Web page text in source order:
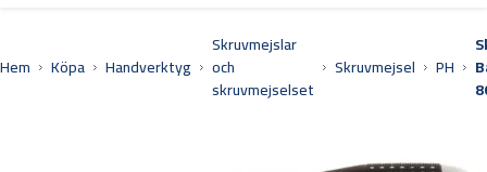
Hem Köpa Handverktyg
Skruvmejslar
och
skruvmejselset
Skruvmejsel PH